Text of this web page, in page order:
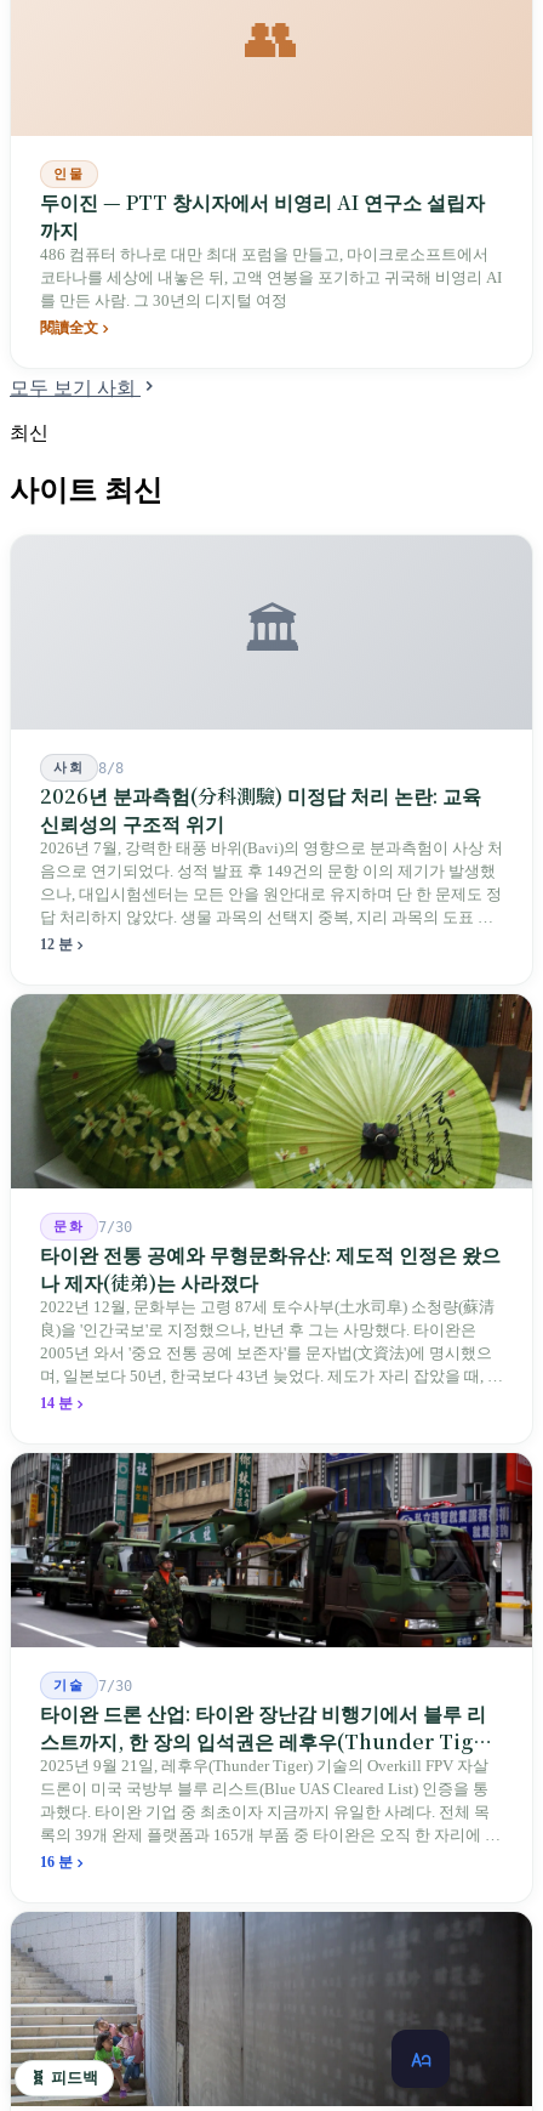
👥
인물
두이진 — PTT 창시자에서 비영리 AI 연구소 설립자
까지
486 컴퓨터 하나로 대만 최대 포럼을 만들고, 마이크로소프트에서
코타나를 세상에 내놓은 뒤, 고액 연봉을 포기하고 귀국해 비영리 AI
를 만든 사람. 그 30년의 디지털 여정
閱讀全文
모두 보기 사회
최신
사이트 최신
🏛️
사회 8/8
2026년 분과측험(分科測驗) 미정답 처리 논란: 교육
신뢰성의 구조적 위기
2026년 7월, 강력한 태풍 바위(Bavi)의 영향으로 분과측험이 사상 처
음으로 연기되었다. 성적 발표 후 149건의 문항 이의 제기가 발생했
으나, 대입시험센터는 모든 안을 원안대로 유지하며 단 한 문제도 정
답 처리하지 않았다. 생물 과목의 선택지 중복, 지리 과목의 도표 오
류 등에 대해 당국은 "답안 작성에 영향이 없다"라고만 답했다. 국회
12 분
문화 7/30
타이완 전통 공예와 무형문화유산: 제도적 인정은 왔으
나 제자(徒弟)는 사라졌다
2022년 12월, 문화부는 고령 87세 토수사부(土水司阜) 소청량(蘇清
良)을 '인간국보'로 지정했으나, 반년 후 그는 사망했다. 타이완은
2005년 와서 '중요 전통 공예 보존자'를 문자법(文資法)에 명시했으
며, 일본보다 50년, 한국보다 43년 늦었다. 제도가 자리 잡았을 때, 제
자 제도는 이미 1970-80년대 산업화 과정에서 붕괴되었다. 600여 명
14 분
기술 7/30
타이완 드론 산업: 타이완 장난감 비행기에서 블루 리
스트까지, 한 장의 입석권은 레후우(Thunder Tiger)
에게
2025년 9월 21일, 레후우(Thunder Tiger) 기술의 Overkill FPV 자살
드론이 미국 국방부 블루 리스트(Blue UAS Cleared List) 인증을 통
과했다. 타이완 기업 중 최초이자 지금까지 유일한 사례다. 전체 목
록의 39개 완제 플랫폼과 165개 부품 중 타이완은 오직 한 자리에 불
과하다. 2026년 4월, 미국 양당 소속 상원의원 4명이 《타이완을 위
를 드러낸다: 타이완의 진입이 너무 느려 미국 스스로가 입법을 통해
장벽을 낮춰야 한다는 점이다. 타이완에서 46년간 원격 조종 장난감
비행기를 만들어 온 한 회사가 오하이오주에 두 번째 공장을 건설할
계획을 세우고 있다.
16 분
🧬 피드백